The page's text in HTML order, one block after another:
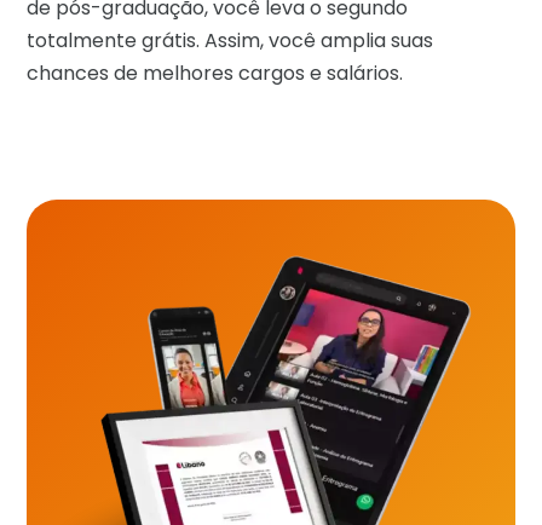
de pós-graduação, você leva o segundo
totalmente grátis. Assim, você amplia suas
chances de melhores cargos e salários.